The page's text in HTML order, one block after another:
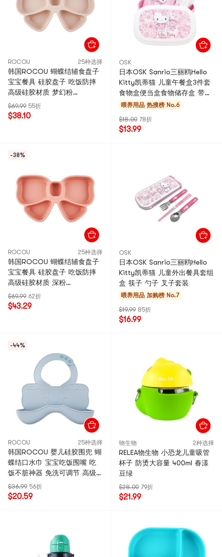
ROCOU 25种选择
韩国ROCOU 蝴蝶结辅食盘子
宝宝餐具 硅胶盘子 吃饭防摔
高级硅胶材质 梦幻粉
17.1*29*3.4cm
$69.99 55折
$38.10
OSK
日本OSK Sanrio三丽鸥Hello
Kitty凯蒂猫 儿童午餐盒3件套
食物盒便当盒食物储存盒 带饭
3pcs
喂养用品 热搜榜 No.6
$18.00 78折
$13.99
-38%
ROCOU 25种选择
韩国ROCOU 蝴蝶结辅食盘子
宝宝餐具 硅胶盘子 吃饭防摔
高级硅胶材质 深粉
17.1*29*3.4cm
$69.99 62折
$43.29
OSK
日本OSK Sanrio三丽鸥Hello
Kitty凯蒂猫 儿童外出餐具套组
盒 筷子 勺子 叉子套装
喂养用品 加购榜 No.7
$19.99 85折
$16.99
-44%
ROCOU 25种选择
韩国ROCOU 婴儿硅胶围兜 蝴
蝶结口水巾 宝宝吃饭围嘴 吃
饭不脏神器 免洗可调节 高级
硅胶材质 香草蓝
$36.99 56折
$20.59
物生物 2种选择
RELEA物生物 小恐龙儿童吸管
杯子 防烫大容量 400ml 春漾
豆绿
$28.00 79折
$21.99